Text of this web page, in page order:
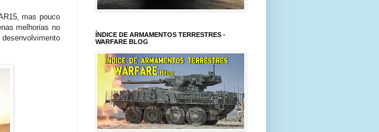
mas pouco
melhorias no
ÍNDICE DE ARMAMENTOS TERRESTRES -
WARFARE BLOG